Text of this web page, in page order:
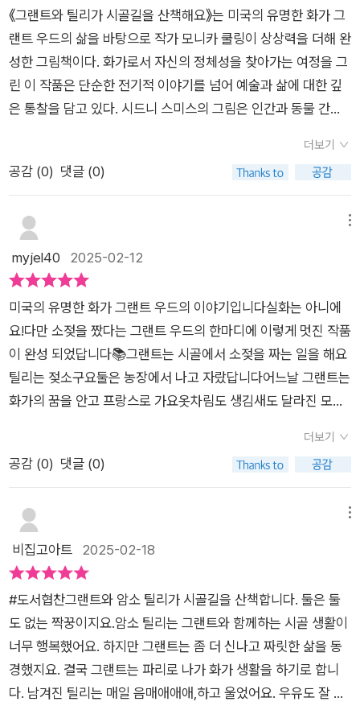
군가의 그림을 보고 그리며 나만의 그림을 그리면 얼마나 좋을
까? 생각하며 꿈을 이루기 위해 고향을 떠나 예술고등학교에 진
학을 했고 1등을 목표를 하며 열심히 꿈을 쫓아가기도 하고 좌절
의 아픔을 겪기도 했지요. 지금 생각해 보면 정말 행복한 날들이
었구나 싶어요.​하루가 반복되는 날로 조금은 지루하고 힘들다고
생각해 보는 건 어떨까? 시작이 반이라고 하잖아요.다시 꿈의 첫
걸음을 내디뎌 볼까 해요.
인을 그리워하는 소의마음과 자신의 꿈을 향해 새로운 곳으로도
전했지만 집에 두고 온 틸리가 역시나그리운 주인 그랜트의 이야
기로따뜻함을 느낄 수 있었다.꿈을 이루기 위해 새로운 곳에 갔지
만쉽지 않은 그의 길은 외로움을 느끼게하는것 같다. 다시 집으로
돌아 온 그랜트이지만이전과는 다른 그랜트라고 생각된다.성공
을 했든 하지 못 했든 실패했다고 생각되지않는다. 그만큼의 경험
을 했다고 생각 되어지기 때문이다.그랜트를 보면서 꿈을 위해 나
정성껏돌보아 준 주인을 기다리는 틸리의 모습도마음에 와 닿았
다.✨️ 이 그림책은 글밥이 조금 많은 편으로초등어린이과 어른들
이 읽기를 추천한다. @bkbooks_child@lael_84 #불광출판사
에서 도서를 보내주셔서 서평을 작성하였습니다 감사합니다 #1
일1그림책 #신간그림책 #그랜트와틸리가시골길을산책해요 #꿈
#반려동물 #시골 #그리움#초등추천그림책 ##마음약처방 #그
림책스타그램
《그랜트와 틸리가 시골길을 산책해요》는 미국의 유명한 화가 그
랜트 우드의 삶을 바탕으로 작가 모니카 쿨링이 상상력을 더해 완
성한 그림책이다. 화가로서 자신의 정체성을 찾아가는 여정을 그
린 이 작품은 단순한 전기적 이야기를 넘어 예술과 삶에 대한 깊
은 통찰을 담고 있다. 시드니 스미스의 그림은 인간과 동물 간의
인 미술 기법까지 반영하여 더욱 생동감 있는 작품으로 완성되었
다. 이 책은 진정한 예술은 멀리서 찾는 것이 아니라, 가장 가까
운 곳에서 발견할 수 있다는 점을 강조한다. 그랜트 우드는 한때
파리에서 예술을 배워야만 진정한 화가가 될 수 있다고 믿었지만,
을 그릴 때 비로소 자신의 예술적 정체성을 찾을 수 있었다. 이는
의미를 찾고 자신만의 길을 만들어 가는 모든 사람들에게도 적용
될 수 있는 메시지이다. 또한, 이 책은 평범한 일상이 얼마나 특
별한 순간으로 채워질 수 있는지를 보여준다. 그랜트 우드가 소젖
을 짜면서 예술적 영감을 얻었다는 일화처럼, 위대한 아이디어는
거창한 환경이 아니라 소소한 일상 속에서 탄생할 수 있음을 일깨
운다. 꿈을 이루기 위해서는 반드시 먼 곳으로 떠나거나 화려한
무대에 서야 하는 것이 아니라, 지금의 자리에서 자신이 가진 것
서 가장 공감이 갔던 부분은 그랜트 우드가 결국 자신이 가장 잘
아는 것을 그릴 때 비로소 위대한 작품을 만들어 낼 수 있었다는
점이다. 우리도 종종 남들의 시선을 의식하며 더 나은 환경이나
조건을 찾아야 한다고 생각하지만, 사실은 이미 우리 안에 충분한
가능성과 자원이 존재할 수 있다는 점을 깨닫게 해준다. 특히, 책
에서 강조하는 ‘따분해 보이는 일상 속에서 특별한 가치를 발견하
는 것’이라는 메시지는 현대 사회에서 너무나 쉽게 간과되는 중요
한 교훈이라고 느껴졌다. 이 책은 단순히 예술가의 삶을 조명
하는 전기적 이야기에서 그치는 것이 아니라, ‘자신만의 길을 찾
더보기
공감 (0) 댓글 (0)
myjel40 2025-02-12
미국의 유명한 화가 그랜트 우드의 이야기입니다실화는 아니에
요!다만 소젖을 짰다는 그랜트 우드의 한마디에 이렇게 멋진 작품
이 완성 되었답니다📚그랜트는 시골에서 소젖을 짜는 일을 해요
틸리는 젖소구요둘은 농장에서 나고 자랐답니다어느날 그랜트는
화가의 꿈을 안고 프랑스로 가요옷차림도 생김새도 달라진 모습
위어 갑니다고향을 그리워하던 그랜트는 고향으로 돌아가기로
결심해요다시 만난 그랜트와 틸리는 행복한 예전 삶으로 돌아갔
요시골 농장에 남아있던 틸리의 모습이안쓰럽고 슬퍼보였답니다
말은 못하지만 이렇게 슬픈 마음을 표현 할 수 있겠구나또 그랜트
를 만나 행복해하는 모습은세상을 다 가진듯한 모습이었어요시
0년 그랜드 우드가 그린 #아메리카 고딕그림과 이어지는 듯한
이야기입니다화가는 자신이 가장 관심있는 주제와 대상을 그려
야 한다는 것도 알게 되었습니다
더보기
공감 (0) 댓글 (0)
비집고아트 2025-02-18
#도서협찬그랜트와 암소 틸리가 시골길을 산책합니다. 둘은 둘
도 없는 짝꿍이지요.암소 틸리는 그랜트와 함께하는 시골 생활이
너무 행복했어요. 하지만 그랜트는 좀 더 신나고 짜릿한 삶을 동
경했지요. 결국 그랜트는 파리로 나가 화가 생활을 하기로 합니
다. 남겨진 틸리는 매일 음매애애애,하고 울었어요. 우유도 잘 나